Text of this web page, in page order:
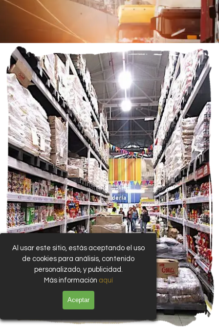
Al usar este sitio, estás aceptando el uso
de cookies para análisis, contenido
personalizado, y publicidad.
Más información aquí
Aceptar